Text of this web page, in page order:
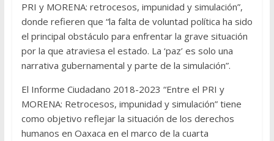
PRI y MORENA: retrocesos, impunidad y simulación”,
donde refieren que “la falta de voluntad política ha sido
el principal obstáculo para enfrentar la grave situación
por la que atraviesa el estado. La ‘paz’ es solo una
narrativa gubernamental y parte de la simulación”.
El Informe Ciudadano 2018-2023 “Entre el PRI y
MORENA: Retrocesos, impunidad y simulación” tiene
como objetivo reflejar la situación de los derechos
humanos en Oaxaca en el marco de la cuarta